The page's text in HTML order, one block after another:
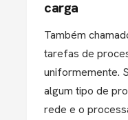
carga
Também
tarefas de
uniformemente.
algum tipo de
rede e o